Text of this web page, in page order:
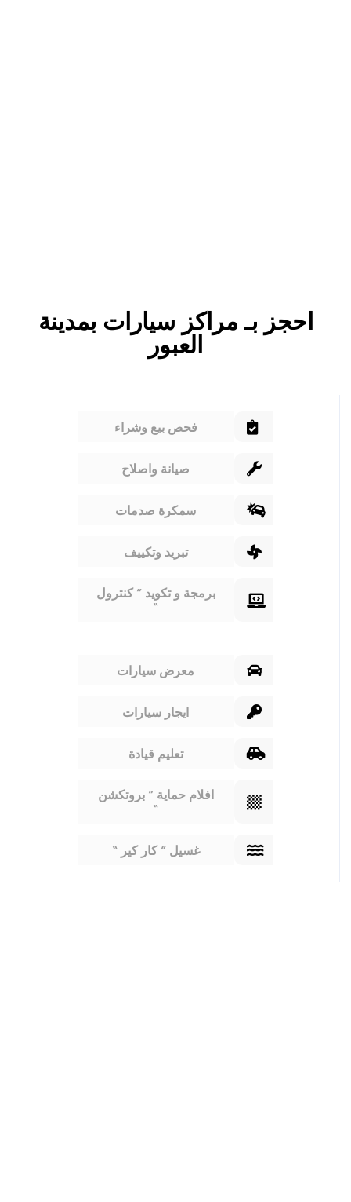
احجز بـ مراكز سيارات بمدينة
العبور
فحص بيع وشراء
صيانة واصلاح
سمكرة صدمات
تبريد وتكييف
برمجة و تكويد ” كنترول
“
معرض سيارات
ايجار سيارات
تعليم قيادة
افلام حماية ”بروتكشن
“
غسيل ” كار كير “